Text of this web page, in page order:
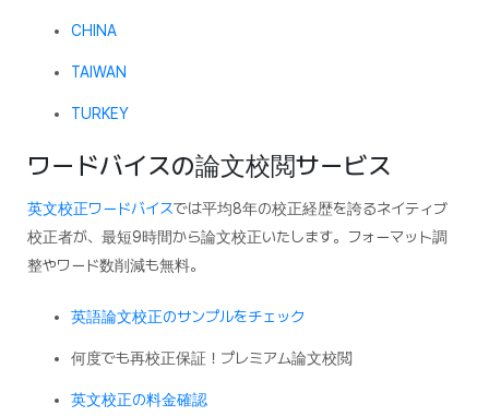
CHINA
TAIWAN
TURKEY
ワードバイスの論文校閲サービス
英文校正ワードバイスでは平均8年の校正経歴を誇るネイティブ
校正者が、最短9時間から論文校正いたします。フォーマット調
整やワード数削減も無料。
英語論文校正のサンプルをチェック
何度でも再校正保証！プレミアム論文校閲
英文校正の料金確認